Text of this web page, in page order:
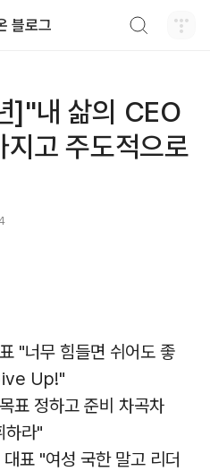
블로그
]"내 삶의 CEO
고 주도적으로
"너무 힘들면 쉬어도 좋
Up!"
표 정하고 준비 차곡차
하라"
표 "여성 국한 말고 리더